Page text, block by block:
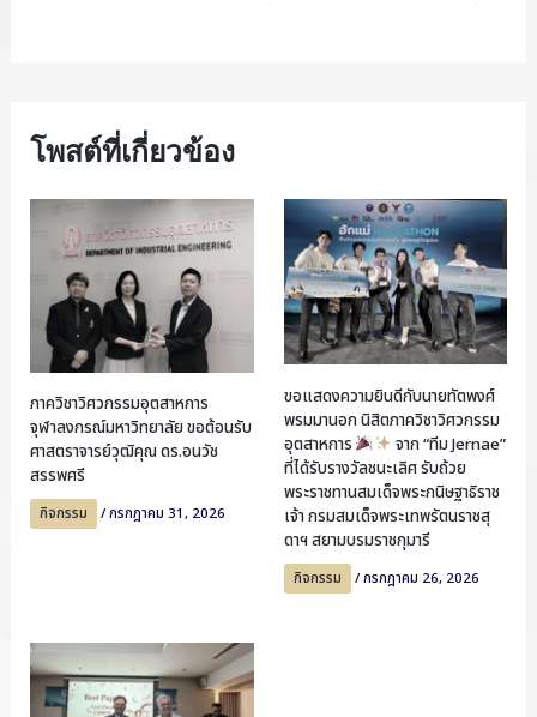
โพสต์ที่เกี่ยวข้อง
ภาควิชาวิศวกรรมอุตสาหการ
จุฬาลงกรณ์มหาวิทยาลัย ขอต้อนรับ
ศาสตราจารย์วุฒิคุณ ดร.อนวัช
สรรพศรี
กิจกรรม /กรกฎาคม 31, 2026
ขอแสดงความยินดีกับนายทัตพงศ์
พรมมานอก นิสิตภาควิชาวิศวกรรม
อุตสาหการ
จาก “ทีม Jernae”
ที่ได้รับรางวัลชนะเลิศ รับถ้วย
พระราชทานสมเด็จพระกนิษฐาธิราช
เจ้า กรมสมเด็จพระเทพรัตนราชสุ
ดาฯ สยามบรมราชกุมารี
กิจกรรม /กรกฎาคม 26, 2026